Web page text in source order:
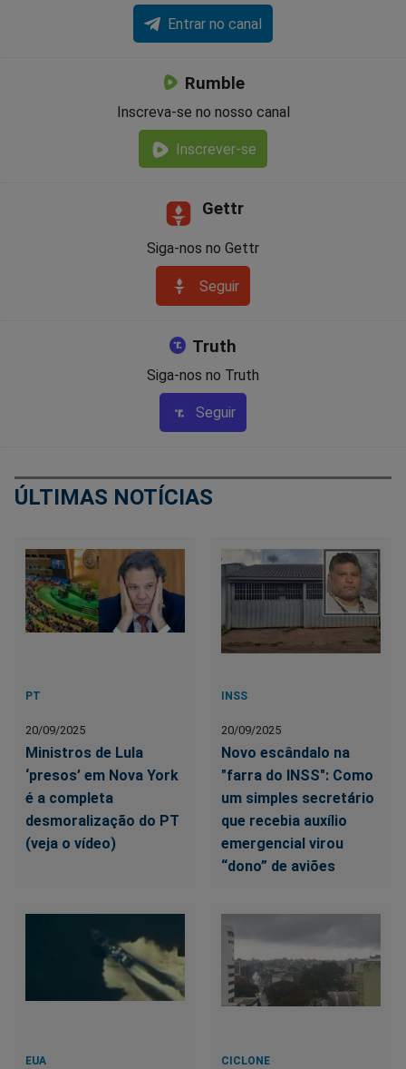
Entrar no canal
Rumble
Inscreva-se no nosso canal
Inscrever-se
Gettr
Siga-nos no Gettr
Seguir
Truth
Siga-nos no Truth
Seguir
ÚLTIMAS NOTÍCIAS
PT
20/09/2025
Ministros de Lula
‘presos’ em Nova York
é a completa
desmoralização do PT
(veja o vídeo)
INSS
20/09/2025
Novo escândalo na
"farra do INSS": Como
um simples secretário
que recebia auxílio
emergencial virou
“dono” de aviões
EUA CICLONE